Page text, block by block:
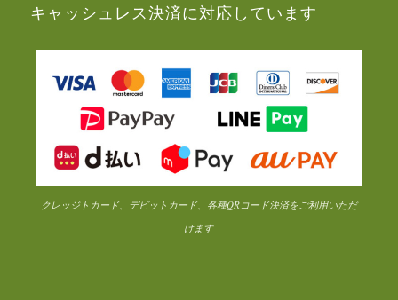
キャッシュレス決済に対応しています
クレッジトカード、デビットカード、各種QRコード決済をご利用いただ
けます